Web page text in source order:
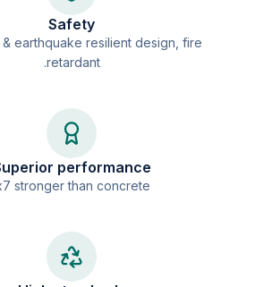
Safety
earthquake resilient design, fire
retardant.
performance
stronger than concrete.